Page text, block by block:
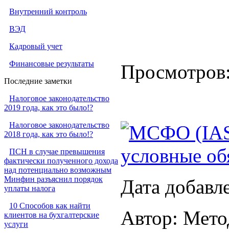
Внутренний контроль
ВЭД
Кадровый учет
Финансовые результаты
Последние заметки
Налоговое законодательство
2019 года, как это было!?
Налоговое законодательство
2018 года, как это было!?
ПСН в случае превышения
фактически полученного дохода
над потенциально возможным
Минфин разъяснил порядок
уплаты налога
10 Способов как найти
клиентов на бухгалтерские
услуги
МСФО (IAS)
условные
Дата
Автор: